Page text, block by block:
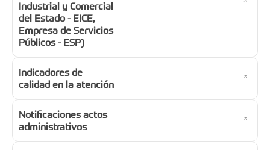
Industrial y Comercial
del Estado - EICE,
Empresa de Servicios
Públicos - ESP)
Indicadores de
calidad en la atención
Notificaciones actos
administrativos